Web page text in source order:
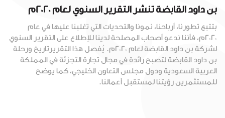
بن داود القابضة تنشر التقرير السنوي لعام 2020م
بتتبع تطورنا، أرباحنا، نمونا والتحديات التي تغلبنا عليها في عام
2020م، فأننا ندعو أصحاب المصلحة لدينا للإطلاع على التقرير السنوي
لشركة بن داود القابضة لعام 2020م. يُفصل هذا التقريرتاريخ ورحلة
بن داود القابضة لتصبح رائدة في مجال تجارة التجزئة في المملكة
العربية السعودية ودول مجلس التعاون الخليجي، كما يوضح
للمستثمرين رؤيتنا لمستقبل أعمالنا.